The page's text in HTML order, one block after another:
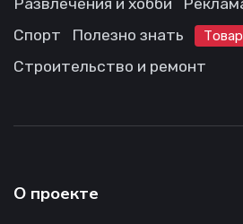
Спорт
Полезно знать
Строительство и ремонт
О проекте